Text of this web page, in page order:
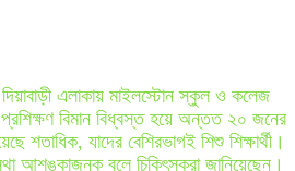
এলাকায় মাইলস্টোন স্কুল ও কলেজ
প্রশিক্ষণ বিমান বিধ্বস্ত হয়ে অন্তত ২০ জনের
যাদের বেশিরভাগই শিশু শিক্ষার্থী।
আশঙ্কাজনক বলে চিকিৎসকরা জানিয়েছেন।